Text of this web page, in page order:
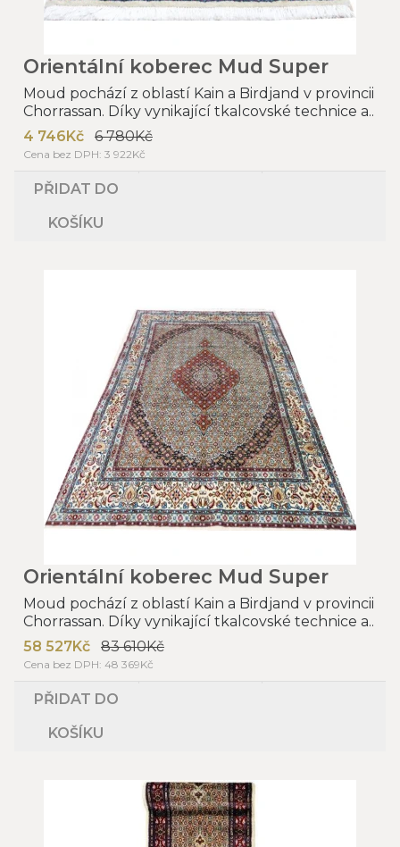
Orientální koberec Mud Super
Moud pochází z oblastí Kain a Birdjand v provincii
Chorrassan. Díky vynikající tkalcovské technice a..
4 746Kč
6 780Kč
Cena bez DPH: 3 922Kč
PŘIDAT DO
KOŠÍKU
Orientální koberec Mud Super
Moud pochází z oblastí Kain a Birdjand v provincii
Chorrassan. Díky vynikající tkalcovské technice a..
58 527Kč
83 610Kč
Cena bez DPH: 48 369Kč
PŘIDAT DO
KOŠÍKU